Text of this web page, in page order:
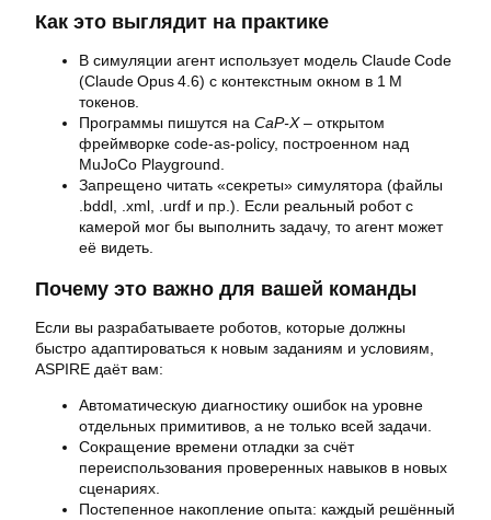
Как это выглядит на практике
В симуляции агент использует модель Claude Code
(Claude Opus 4.6) с контекстным окном в 1 М
токенов.
Программы пишутся на CaP‑X– открытом
фреймворке code‑as‑policy, построенном над
MuJoCo Playground.
Запрещено читать «секреты» симулятора (файлы
.bddl, .xml, .urdf и пр.). Если реальный робот с
камерой мог бы выполнить задачу, то агент может
её видеть.
Почему это важно для вашей команды
Если вы разрабатываете роботов, которые должны
быстро адаптироваться к новым заданиям и условиям,
ASPIRE даёт вам:
Автоматическую диагностику ошибок на уровне
отдельных примитивов, а не только всей задачи.
Сокращение времени отладки за счёт
переиспользования проверенных навыков в новых
сценариях.
Постепенное накопление опыта: каждый решённый